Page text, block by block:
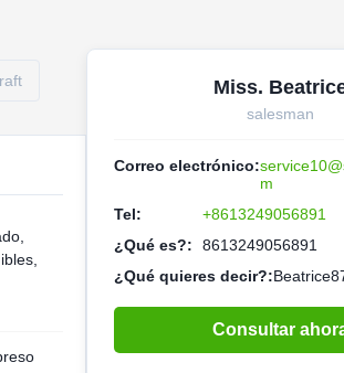
Miss.
salesman
Correo electrónico:
m
Tel:
+8613249056891
¿Qué es?:
8613249056891
¿Qué quieres decir?:
Consultar